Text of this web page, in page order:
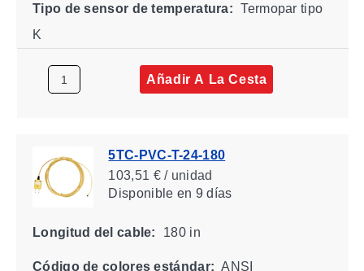
Tipo de sensor de temperatura: Termopar tipo
K
Añadir A La Cesta
5TC-PVC-T-24-180
103,51 € / unidad
Disponibleen 9 días
Longitud del cable: 180 in
Código de colores estándar: ANSI